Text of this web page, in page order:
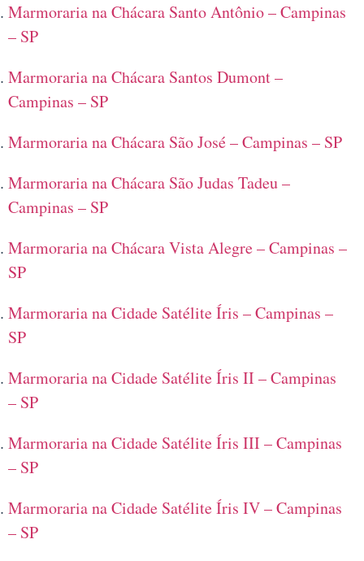
Marmoraria na Chácara Santo Antônio – Campinas
– SP
Marmoraria na Chácara Santos Dumont –
Campinas – SP
Marmoraria na Chácara São José – Campinas – SP
Marmoraria na Chácara São Judas Tadeu –
Campinas – SP
Marmoraria na Chácara Vista Alegre – Campinas –
SP
Marmoraria na Cidade Satélite Íris – Campinas –
SP
Marmoraria na Cidade Satélite Íris II – Campinas
– SP
Marmoraria na Cidade Satélite Íris III – Campinas
– SP
Marmoraria na Cidade Satélite Íris IV – Campinas
– SP